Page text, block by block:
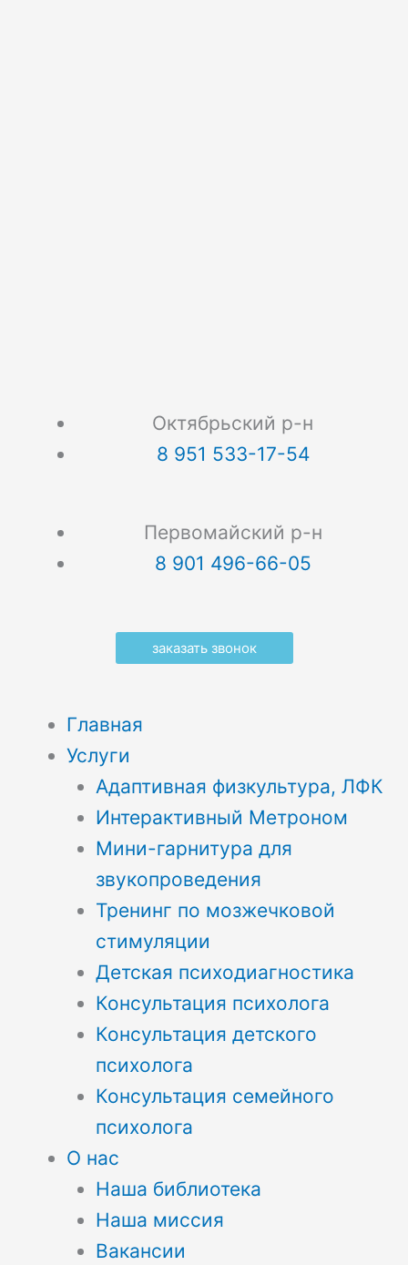
Октябрьский р-н
8 951 533-17-54
Первомайский р-н
8 901 496-66-05
заказать звонок
Главная
Услуги
Адаптивная физкультура, ЛФК
Интерактивный Метроном
Мини-гарнитура для
звукопроведения
Тренинг по мозжечковой
стимуляции
Детская психодиагностика
Консультация психолога
Консультация детского
психолога
Консультация семейного
психолога
О нас
Наша библиотека
Наша миссия
Вакансии